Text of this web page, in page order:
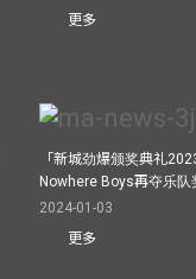
更多
「新城劲爆颁奖典礼
Nowhere Boys再夺乐
2024-01-03
更多